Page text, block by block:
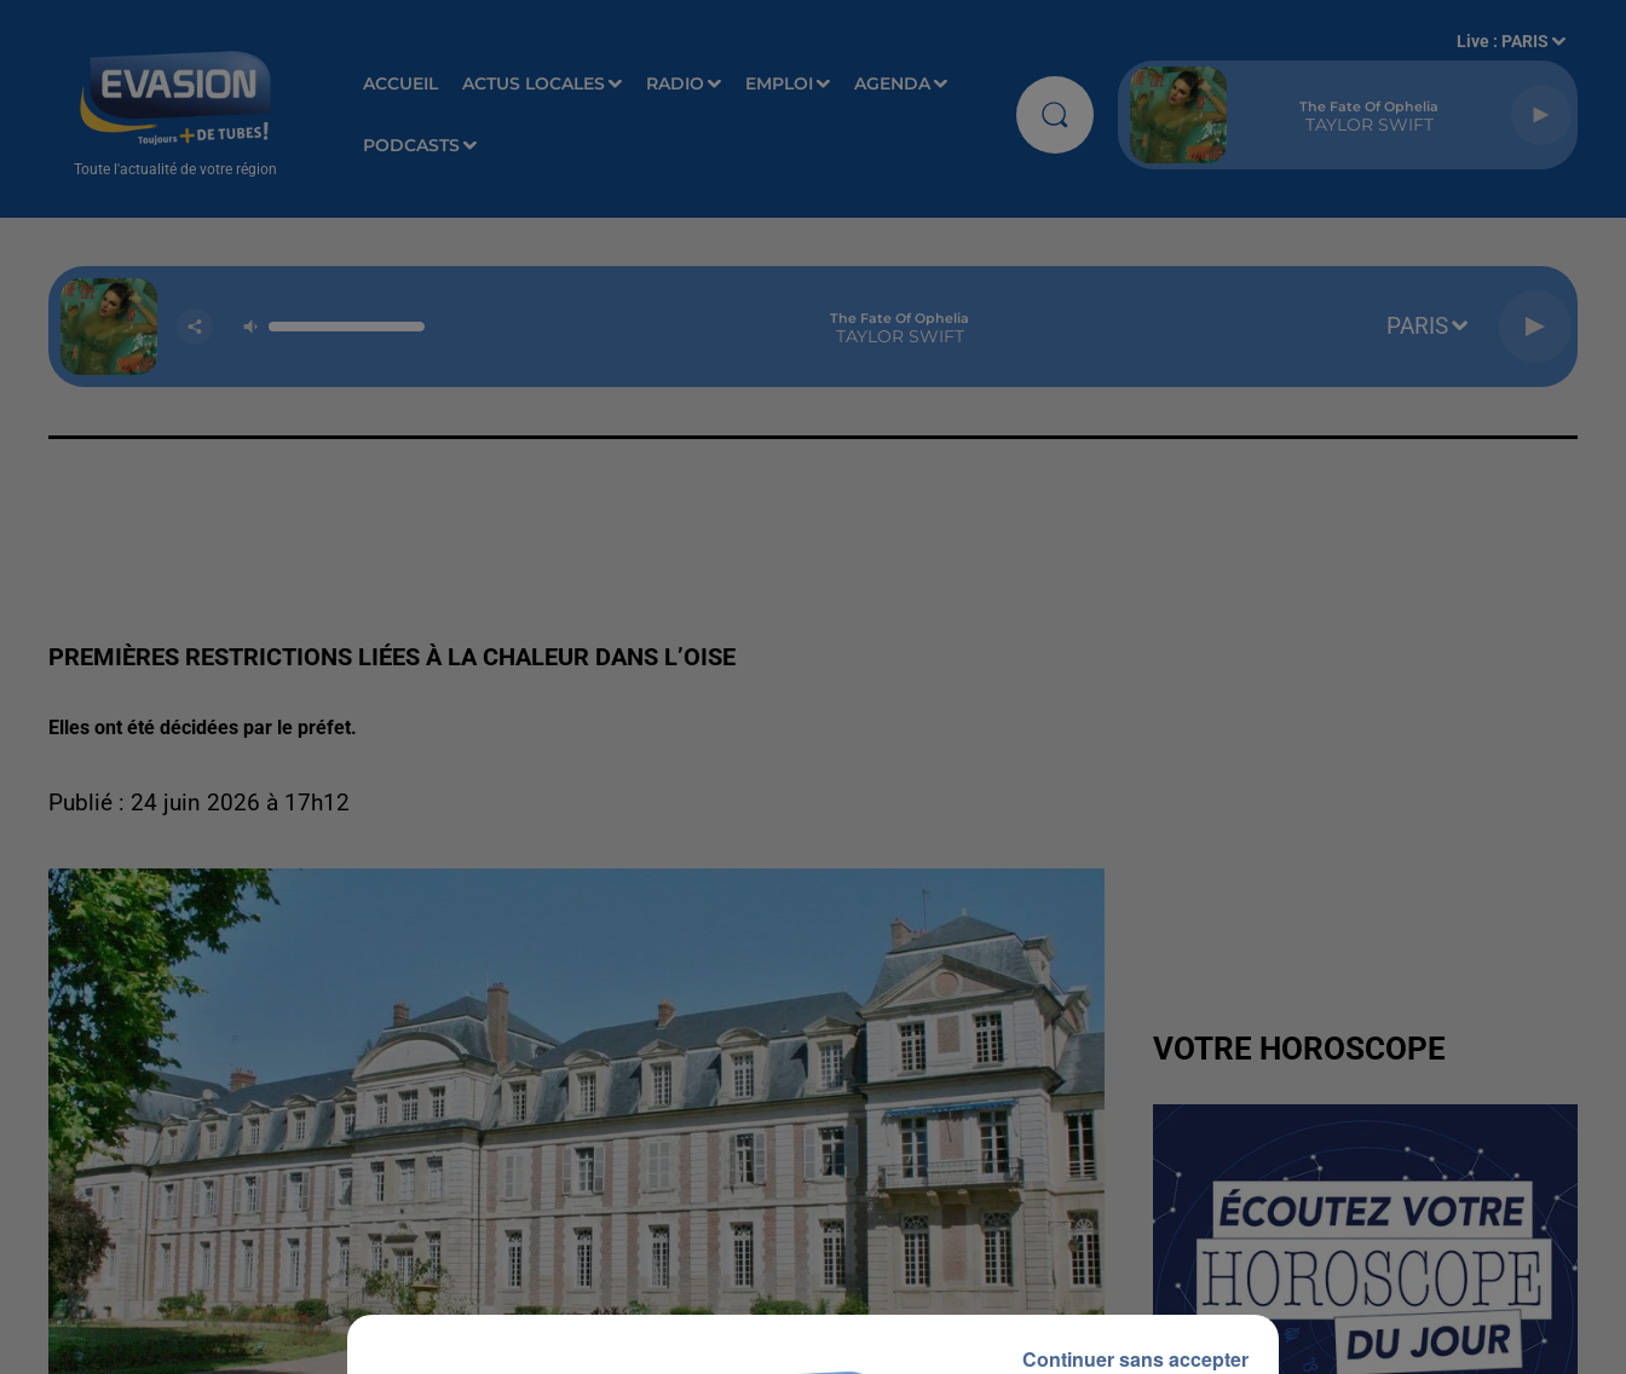
Toute l'actualité de votre région
ACCUEIL ACTUS LOCALES RADIO EMPLOI AGENDA
PODCASTS
Live : PARIS
The Fate Of Ophelia
TAYLOR SWIFT
The Fate Of Ophelia
TAYLOR SWIFT PARIS
PREMIÈRES RESTRICTIONS LIÉES À LA CHALEUR DANS L’OISE
Elles ont été décidées par le préfet.
Publié : 24 juin 2026 à 17h12
VOTRE HOROSCOPE
Continuer sans accepter